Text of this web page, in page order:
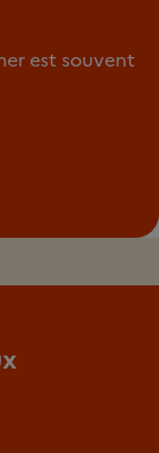
est souvent